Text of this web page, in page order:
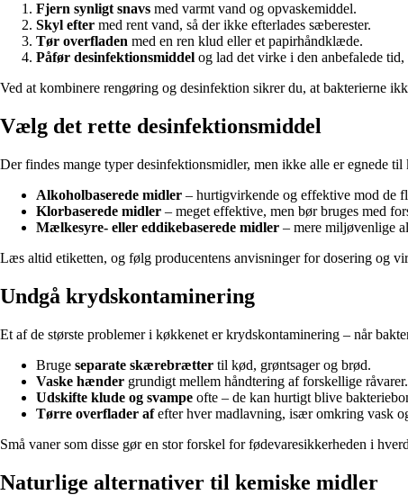
Fjern synligt snavs med varmt vand og opvaskemiddel.
Skyl efter med rent vand, så der ikke efterlades sæberester.
Tør overfladen med en ren klud eller et papirhåndklæde.
Påfør desinfektionsmiddel og lad det virke i den anbefalede
Ved at kombinere rengøring og desinfektion sikrer du, at bakterierne
Vælg det rette desinfektionsmiddel
Der findes mange typer desinfektionsmidler, men ikke alle er egnede
Alkoholbaserede midler – hurtigvirkende og effektive mod de
Klorbaserede midler – meget effektive, men bør bruges med
Mælkesyre- eller eddikebaserede midler – mere miljøvenlige
Læs altid etiketten, og følg producentens anvisninger for dosering og
Undgå krydskontaminering
Et af de største problemer i køkkenet er krydskontaminering – når
Bruge separate skærebrætter til kød, grøntsager og brød.
Vaske hænder grundigt mellem håndtering af forskellige råvarer.
Udskifte klude og svampe ofte – de kan hurtigt blive
Tørre overflader afefter hver madlavning, især omkring vask
Små vaner som disse gør en stor forskel for fødevaresikkerheden i
Naturlige alternativer til kemiske midler